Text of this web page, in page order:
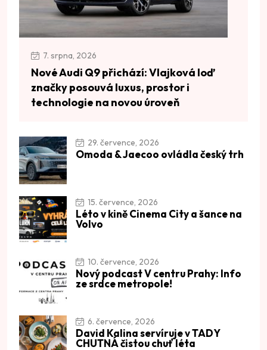
7. srpna, 2026
Nové Audi Q9 přichází: Vlajková loď
značky posouvá luxus, prostor i
technologie na novou úroveň
29. července, 2026
Omoda & Jaecoo ovládla český trh
15. července, 2026
Léto v kině Cinema City a šance na
Volvo
10. července, 2026
Nový podcast V centru Prahy: Info
ze srdce metropole!
6. července, 2026
David Kalina servíruje v TADY
CHUTNÁ čistou chuť léta